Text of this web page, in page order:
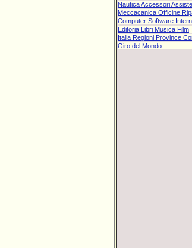
Nautica Accessori
Meccacanica Officine
Computer Software
Editoria Libri Musica Film
Italia Regioni Province
Giro del Mondo